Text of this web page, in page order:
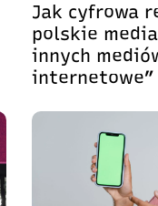
Jak cyfrowa
polskie
innych
internetowe”